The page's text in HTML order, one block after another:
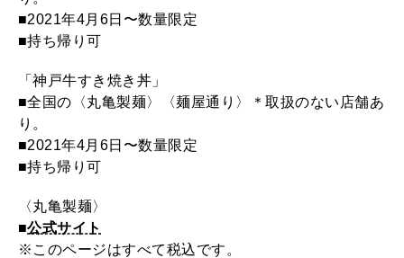
■2021年4月6日〜数量限定
■持ち帰り可
「神戸牛すき焼き丼」
■全国の〈丸亀製麺〉〈麺屋通り〉＊取扱のない店舗あ
り。
■2021年4月6日〜数量限定
■持ち帰り可
〈丸亀製麺〉
■公式サイト
※このページはすべて税込です。